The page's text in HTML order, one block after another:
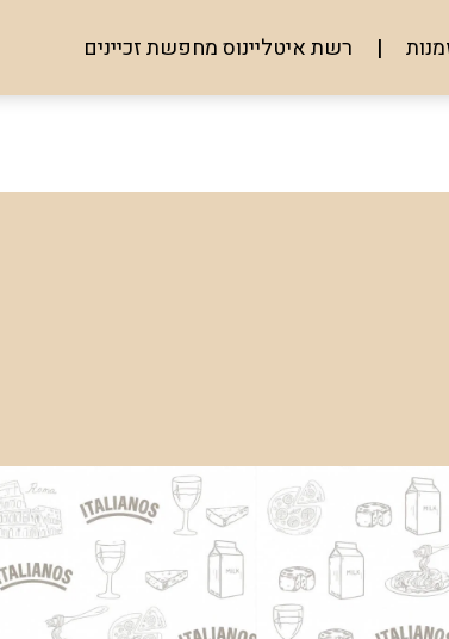
רשת איטליינוס מחפשת זכיינים